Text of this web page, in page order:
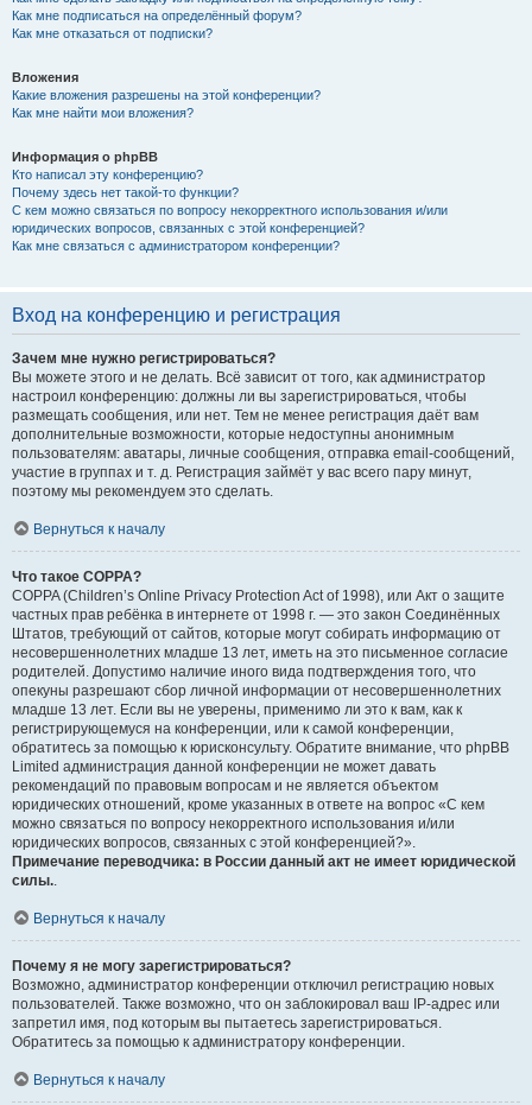
Как мне подписаться на определённый форум?
Как мне отказаться от подписки?
Вложения
Какие вложения разрешены на этой конференции?
Как мне найти мои вложения?
Информация о phpBB
Кто написал эту конференцию?
Почему здесь нет такой-то функции?
С кем можно связаться по вопросу некорректного использования и/или
юридических вопросов, связанных с этой конференцией?
Как мне связаться с администратором конференции?
Вход на конференцию и регистрация
Зачем мне нужно регистрироваться?
Вы можете этого и не делать. Всё зависит от того, как администратор
настроил конференцию: должны ли вы зарегистрироваться, чтобы
размещать сообщения, или нет. Тем не менее регистрация даёт вам
дополнительные возможности, которые недоступны анонимным
пользователям: аватары, личные сообщения, отправка email-сообщений,
участие в группах и т. д. Регистрация займёт у вас всего пару минут,
поэтому мы рекомендуем это сделать.
Вернуться к началу
Что такое COPPA?
COPPA (Children’s Online Privacy Protection Act of 1998), или Акт о защите
частных прав ребёнка в интернете от 1998 г. — это закон Соединённых
Штатов, требующий от сайтов, которые могут собирать информацию от
несовершеннолетних младше 13 лет, иметь на это письменное согласие
родителей. Допустимо наличие иного вида подтверждения того, что
опекуны разрешают сбор личной информации от несовершеннолетних
младше 13 лет. Если вы не уверены, применимо ли это к вам, как к
регистрирующемуся на конференции, или к самой конференции,
обратитесь за помощью к юрисконсульту. Обратите внимание, что phpBB
Limited администрация данной конференции не может давать
рекомендаций по правовым вопросам и не является объектом
юридических отношений, кроме указанных в ответе на вопрос «С кем
можно связаться по вопросу некорректного использования и/или
юридических вопросов, связанных с этой конференцией?».
Примечание переводчика: в России данный акт не имеет юридической
силы..
Вернуться к началу
Почему я не могу зарегистрироваться?
Возможно, администратор конференции отключил регистрацию новых
пользователей. Также возможно, что он заблокировал ваш IP-адрес или
запретил имя, под которым вы пытаетесь зарегистрироваться.
Обратитесь за помощью к администратору конференции.
Вернуться к началу